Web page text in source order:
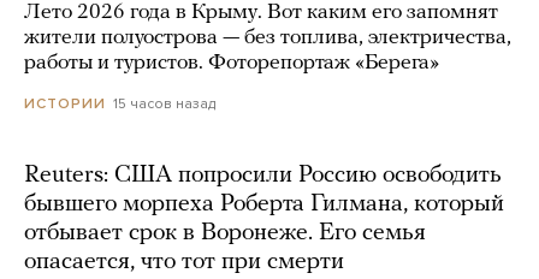
Лето 2026 года в Крыму. Вот каким его запомнят
жители полуострова — без топлива, электричества,
работы и туристов. Фоторепортаж «Берега»
ИСТОРИИ 15 часов назад
Reuters: США попросили Россию освободить
бывшего морпеха Роберта Гилмана, который
отбывает срок в Воронеже. Его семья
опасается, что тот при смерти